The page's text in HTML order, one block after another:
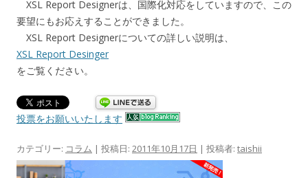
XSL Report Designerは、国際化対応をしていますので、この
要望にもお応えすることができました。
XSL Report Designerについての詳しい説明は、
XSL Report Desinger
をご覧ください。
投票をお願いいたします
カテゴリー: コラム | 投稿日: 2011年10月17日 | 投稿者: taishii